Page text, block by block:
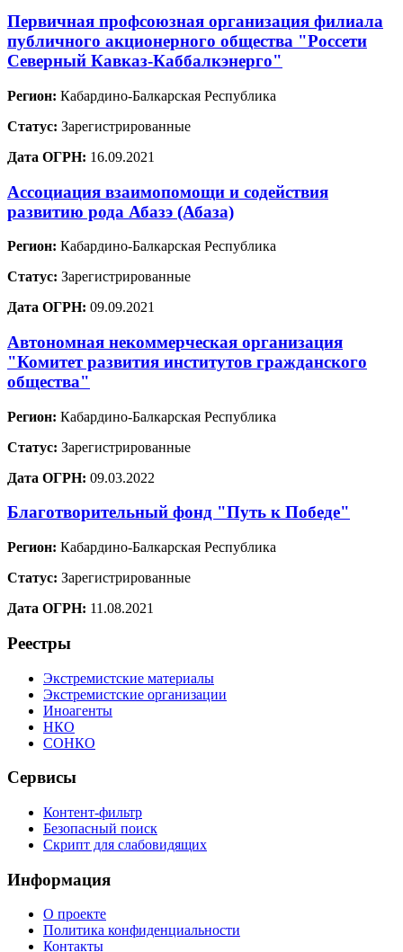
Первичная профсоюзная организация филиала
публичного акционерного общества "Россети
Северный Кавказ-Каббалкэнерго"
Регион: Кабардино-Балкарская Республика
Статус: Зарегистрированные
Дата ОГРН: 16.09.2021
Ассоциация взаимопомощи и содействия
развитию рода Абазэ (Абаза)
Регион: Кабардино-Балкарская Республика
Статус: Зарегистрированные
Дата ОГРН: 09.09.2021
Автономная некоммерческая организация
"Комитет развития институтов гражданского
общества"
Регион: Кабардино-Балкарская Республика
Статус: Зарегистрированные
Дата ОГРН: 09.03.2022
Благотворительный фонд "Путь к Победе"
Регион: Кабардино-Балкарская Республика
Статус: Зарегистрированные
Дата ОГРН: 11.08.2021
Реестры
Экстремистские материалы
Экстремистские организации
Иноагенты
НКО
СОНКО
Сервисы
Контент-фильтр
Безопасный поиск
Скрипт для слабовидящих
Информация
О проекте
Политика конфиденциальности
Контакты